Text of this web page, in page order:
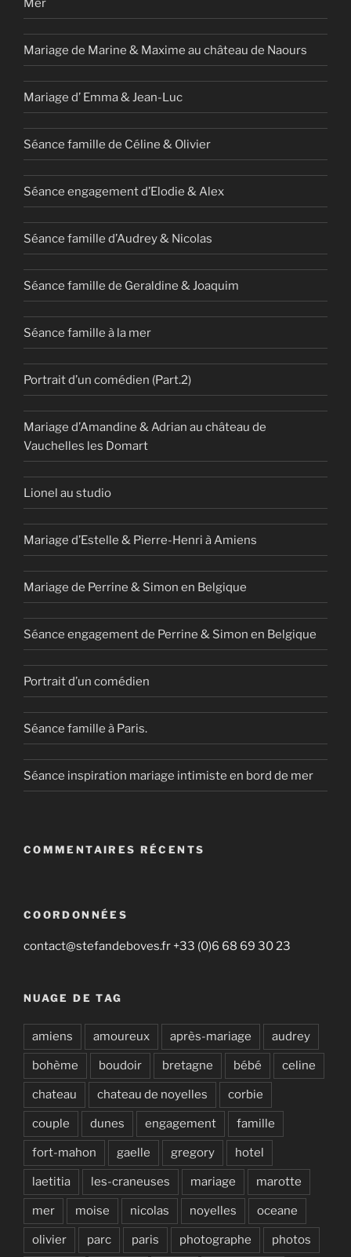
Mer
Mariage de Marine & Maxime au château de Naours
Mariage d’ Emma & Jean-Luc
Séance famille de Céline & Olivier
Séance engagement d’Elodie & Alex
Séance famille d’Audrey & Nicolas
Séance famille de Geraldine & Joaquim
Séance famille à la mer
Portrait d’un comédien (Part.2)
Mariage d’Amandine & Adrian au château de
Vauchelles les Domart
Lionel au studio
Mariage d’Estelle & Pierre-Henri à Amiens
Mariage de Perrine & Simon en Belgique
Séance engagement de Perrine & Simon en Belgique
Portrait d’un comédien
Séance famille à Paris.
Séance inspiration mariage intimiste en bord de mer
COMMENTAIRES RÉCENTS
COORDONNÉES
contact@stefandeboves.fr +33 (0)6 68 69 30 23
NUAGE DE TAG
amiens amoureux après-mariage audrey
bohème boudoir bretagne bébé celine
chateau chateau de noyelles corbie
couple dunes engagement famille
fort-mahon gaelle gregory hotel
laetitia les-craneuses mariage marotte
mer moise nicolas noyelles oceane
olivier parc paris photographe photos